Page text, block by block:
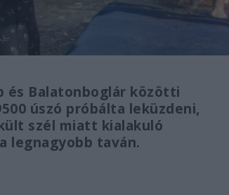
és Balatonboglár közötti
úszó próbálta leküzdeni,
szél miatt kialakuló
legnagyobb taván.